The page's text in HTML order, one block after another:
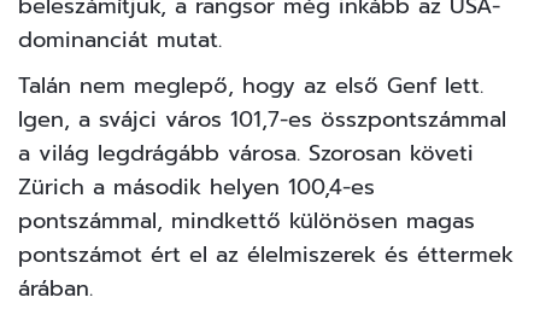
dominanciát mutat.
Talán nem meglepő, hogy az első Genf lett.
Igen, a svájci város 101,7-es összpontszámmal
a világ legdrágább városa. Szorosan követi
Zürich a második helyen 100,4-es
pontszámmal, mindkettő különösen magas
pontszámot ért el az élelmiszerek és éttermek
árában.